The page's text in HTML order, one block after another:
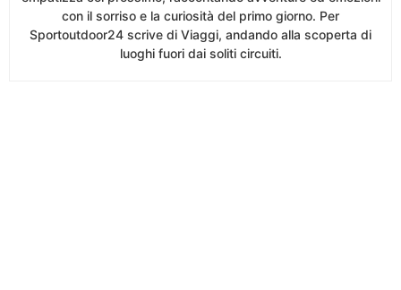
con il sorriso e la curiosità del primo giorno. Per
Sportoutdoor24 scrive di Viaggi, andando alla scoperta di
luoghi fuori dai soliti circuiti.